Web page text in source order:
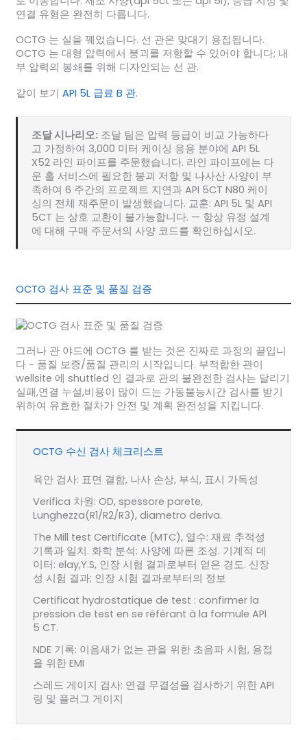
연결 유형은 완전히 다릅니다.
OCTG 는 실을 꿰었습니다. 선 관은 맞대기 용접됩니다.
OCTG 는 대형 압력에서 붕괴를 저항할 수 있어야 합니다; 내
부 압력의 봉쇄를 위해 디자인되는 선 관.
같이 보기 API 5L 급료 B 관.
조달 시나리오:조달 팀은 압력 등급이 비교 가능하다
고 가정하여 3,000 미터 케이싱 응용 분야에 API 5L
X52 라인 파이프를 주문했습니다. 라인 파이프에는 다
운 홀 서비스에 필요한 붕괴 저항 및 나사산 사양이 부
족하여 6 주간의 프로젝트 지연과 API 5CT N80 케이
싱의 전체 재주문이 발생했습니다. 교훈: API 5L 및 API
5CT 는 상호 교환이 불가능합니다. — 항상 유정 설계
에 대해 구매 주문서의 사양 코드를 확인하십시오.
OCTG 검사 표준 및 품질 검증
그러나 관 야드에 OCTG 를 받는 것은 진짜로 과정의 끝입니
다 - 품질 보증/품질 관리의 시작입니다. 부적합한 관이
wellsite 에 shuttled 인 결과로 관의 불완전한 검사는 달리기
실패,연결 누설,비용이 많이 드는 가동불능시간 검사를 받기
위하여 유효한 절차가 안전 및 계획 완전성을 지킵니다.
OCTG 수신 검사 체크리스트
육안 검사: 표면 결함, 나사 손상, 부식, 표시 가독성
Verifica 차원: OD, spessore parete,
Lunghezza(R1/R2/R3), diametro deriva.
The Mill test Certificate (MTC), 열수: 재료 추적성
기록과 일치. 화학 분석: 사양에 따른 조성. 기계적 데
이터: elay,Y.S, 인장 시험 결과로부터 얻은 경도. 신장
성 시험 결과; 인장 시험 결과로부터의 정보
Certificat hydrostatique de test : confirmer la
pression de test en se référant à la formule API
5 CT.
NDE 기록: 이음새가 없는 관을 위한 초음파 시험, 용접
을 위한 EMI
스레드 게이지 검사: 연결 무결성을 검사하기 위한 API
링 및 플러그 게이지